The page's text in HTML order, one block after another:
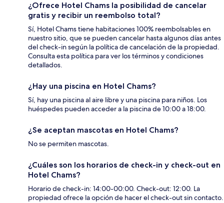
¿Ofrece Hotel Chams la posibilidad de cancelar
gratis y recibir un reembolso total?
Sí, Hotel Chams tiene habitaciones 100% reembolsables en
nuestro sitio, que se pueden cancelar hasta algunos días antes
del check-in según la política de cancelación de la propiedad.
Consulta esta política para ver los términos y condiciones
detallados.
¿Hay una piscina en Hotel Chams?
Sí, hay una piscina al aire libre y una piscina para niños. Los
huéspedes pueden acceder a la piscina de 10:00 a 18:00.
¿Se aceptan mascotas en Hotel Chams?
No se permiten mascotas.
¿Cuáles son los horarios de check-in y check-out en
Hotel Chams?
Horario de check-in: 14:00-00:00. Check-out: 12:00. La
propiedad ofrece la opción de hacer el check-out sin contacto.